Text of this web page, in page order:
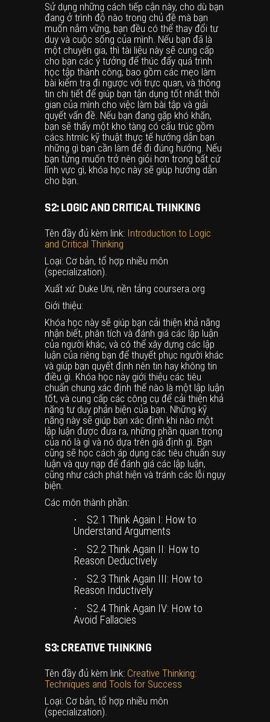
Sử dụng những cách tiếp cận này, cho dù bạn
đang ở trình độ nào trong chủ đề mà bạn
muốn nắm vững, bạn đều có thể thay đổi tư
duy và cuộc sống của mình. Nếu bạn đã là
một chuyên gia, thì tài liệu này sẽ cung cấp
cho bạn các ý tưởng để thúc đẩy quá trình
học tập thành công, bao gồm các mẹo làm
bài kiểm tra đi ngược với trực quan, và thông
tin chi tiết để giúp bạn tận dụng tốt nhất thời
gian của mình cho việc làm bài tập và giải
quyết vấn đề. Nếu bạn đang gặp khó khăn,
bạn sẽ thấy một kho tàng có cấu trúc gồm
cács.htmlc kỹ thuật thực tế hướng dẫn bạn
những gì bạn cần làm để đi đúng hướng. Nếu
bạn từng muốn trở nên giỏi hơn trong bất cứ
lĩnh vực gì, khóa học này sẽ giúp hướng dẫn
cho bạn.
S2: LOGIC AND CRITICAL THINKING
Tên đầy đủ kèm link: Introduction to Logic
and Critical Thinking
Loại: Cơ bản, tổ hợp nhiều môn
(specialization).
Xuất xứ: Duke Uni, nền tảng coursera.org
Giới thiệu:
Khóa học này sẽ giúp bạn cải thiện khả năng
nhận biết, phân tích và đánh giá các lập luận
của người khác, và có thể xây dựng các lập
luận của riêng bạn để thuyết phục người khác
và giúp bạn quyết định nên tin hay không tin
điều gì. Khóa học này giới thiệu các tiêu
chuẩn chung xác định thế nào là một lập luận
tốt, và cung cấp các công cụ để cải thiện khả
năng tư duy phản biện của bạn. Những kỹ
năng này sẽ giúp bạn xác định khi nào một
lập luận được đưa ra, những phần quan trọng
của nó là gì và nó dựa trên giả định gì. Bạn
cũng sẽ học cách áp dụng các tiêu chuẩn suy
luận và quy nạp để đánh giá các lập luận,
cũng như cách phát hiện và tránh các lỗi ngụy
biện.
Các môn thành phần:
· S2.1 Think Again I: How to
Understand Arguments
· S2.2Think Again II: How to
Reason Deductively
· S2.3 Think Again III: How to
Reason Inductively
· S2.4Think Again IV: How to
Avoid Fallacies
S3: CREATIVE THINKING
Tên đầy đủ kèm link: Creative Thinking:
Techniques and Tools for Success
Loại: Cơ bản, tổ hợp nhiều môn
(specialization).